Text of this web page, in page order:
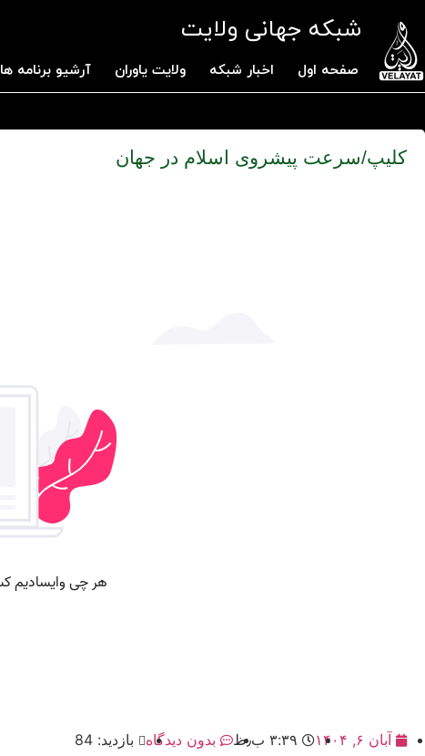
شبکه جهانی ولایت
صفحه اول اخبار شبکه ولایت یاوران آرشیو برنامه ها
کلیپ/سرعت پیشروی اسلام در جهان
آبان ۶, ۱۴۰۴ ۳:۳۹ ب٫ظ بدون دیدگاه بازدید: 84